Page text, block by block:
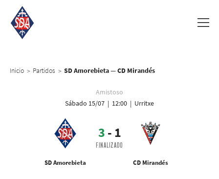
Inicio > Partidos > SD Amorebieta — CD Mirandés
Amistoso
Sábado 15/07 | 12:00 | Urritxe
SD Amorebieta
3 - 1
FINALIZADO
CD Mirandés